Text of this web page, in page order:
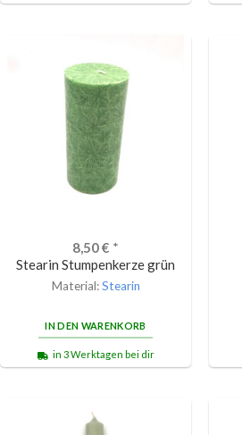
8,50€ *
Stearin Stumpenkerze grün
Material:Stearin
IN DEN WARENKORB
in 3 Werktagen bei dir